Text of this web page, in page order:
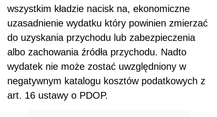
wszystkim kładzie nacisk na, ekonomiczne
uzasadnienie wydatku który powinien zmierzać
do uzyskania przychodu lub zabezpieczenia
albo zachowania źródła przychodu. Nadto
wydatek nie może zostać uwzględniony w
negatywnym katalogu kosztów podatkowych z
art. 16 ustawy o PDOP.